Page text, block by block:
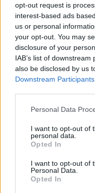
opt-out request is
interest-based ads
us or personal
your opt-out. You may
disclosure of your
IAB’s list of
also be disclosed by us
Downstream Participants
Personal Data
I want to opt-out of
personal data.
Opted In
I want to opt-out of
Personal Data.
Opted In
Vers 11h, une
Flotssera organisée
moteurs
Infos pratiques:
Grand parking